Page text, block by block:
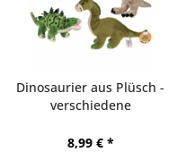
Dinosaurier aus Plüsch -
verschiedene
8,99 € *